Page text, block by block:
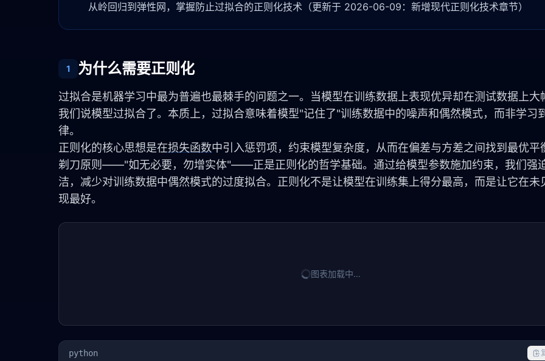
从岭回归到弹性网，掌握防止过拟合的正则化技术（更新于 2026-06-09：新增现代正则化技术章节）
1 为什么需要正则化
过拟合是机器学习中最为普遍也最棘手的问题之一。当模型在训练数据上表现优异却在测试数据上大
我们说模型过拟合了。本质上，过拟合意味着模型"记住了"训练数据中的噪声和偶然模式，而非学习
律。
正则化的核心思想是在损失函数中引入惩罚项，约束模型复杂度，从而在偏差与方差之间找到最优平
剃刀原则——"如无必要，勿增实体"——正是正则化的哲学基础。通过给模型参数施加约束，我们强
洁，减少对训练数据中偶然模式的过度拟合。正则化不是让模型在训练集上得分最高，而是让它在未
现最好。
图表加载中…
python